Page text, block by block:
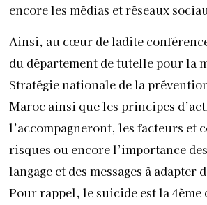
encore les médias et réseaux
Ainsi, au cœur de ladite
du département de tutelle pour la
Stratégie nationale de la
Maroc ainsi que les principes
l’accompagneront, les facteurs et
risques ou encore l’importance
langage et des messages à adapter
Pour rappel, le suicide est la 4ème